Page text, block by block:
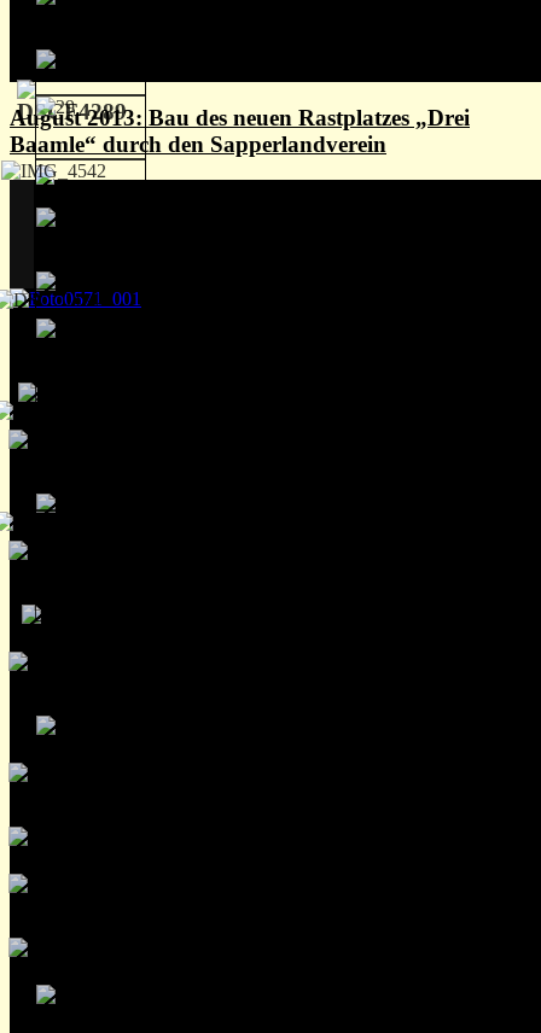
August 2013: Bau des neuen Rastplatzes „Drei
Baamle“ durch den Sapperlandverein